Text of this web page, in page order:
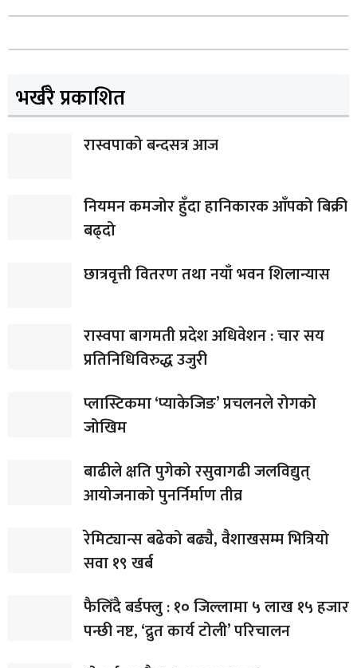
भर्खरै प्रकाशित
रास्वपाको बन्दसत्र आज
नियमन कमजोर हुँदा हानिकारक आँपको बिक्री
बढ्दो
छात्रवृत्ती वितरण तथा नयाँ भवन शिलान्यास
रास्वपा बागमती प्रदेश अधिवेशन : चार सय
प्रतिनिधिविरुद्ध उजुरी
प्लास्टिकमा ‘प्याकेजिङ’ प्रचलनले रोगको
जोखिम
बाढीले क्षति पुगेको रसुवागढी जलविद्युत्
आयोजनाको पुनर्निर्माण तीव्र
रेमिट्यान्स बढेको बढ्यै, वैशाखसम्म भित्रियो
सवा १९ खर्ब
फैलिँदै बर्डफ्लु : १० जिल्लामा ५ लाख १५ हजार
पन्छी नष्ट, ‘द्रुत कार्य टोली’ परिचालन